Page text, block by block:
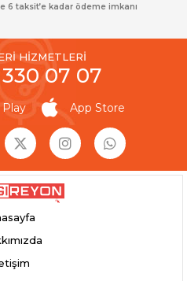
6 taksit’e kadar ödeme imkanı
HİZMETLERİ
330 07 07
App Store